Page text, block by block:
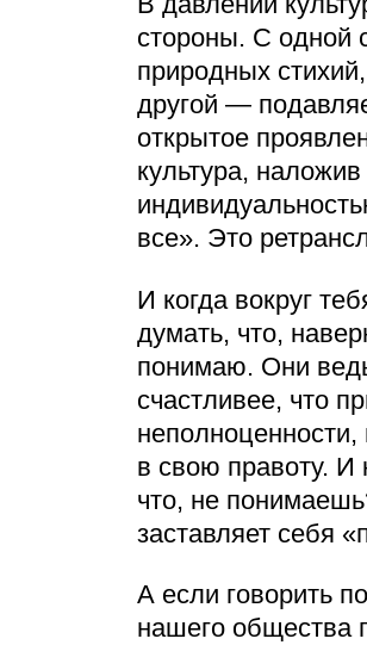
стороны. С одной
природных
другой —
открытое
культура,
все». Это
И когда вокруг
думать, что,
понимаю. Они
счастливее, что
в свою правоту. И
что, не
заставляет себя
А если говорить
нашего общества